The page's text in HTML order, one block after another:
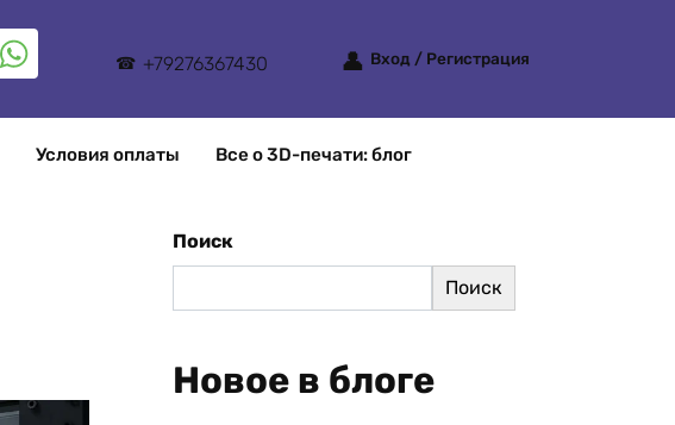
+79276367430 Вход / Регистрация
Условия оплаты Все о 3D-печати: блог
Поиск
Поиск
Новое в блоге